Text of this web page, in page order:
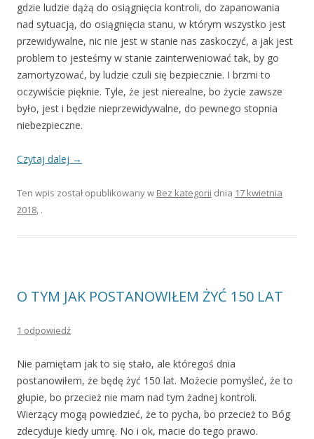
gdzie ludzie dążą do osiągnięcia kontroli, do zapanowania
nad sytuacją, do osiągnięcia stanu, w którym wszystko jest
przewidywalne, nic nie jest w stanie nas zaskoczyć, a jak jest
problem to jesteśmy w stanie zainterweniować tak, by go
zamortyzować, by ludzie czuli się bezpiecznie. I brzmi to
oczywiście pięknie. Tyle, że jest nierealne, bo życie zawsze
było, jest i będzie nieprzewidywalne, do pewnego stopnia
niebezpieczne.
Czytaj dalej →
Ten wpis został opublikowany w Bez kategorii dnia 17 kwietnia
2018, .
O TYM JAK POSTANOWIŁEM ŻYĆ 150 LAT
1 odpowiedź
Nie pamiętam jak to się stało, ale któregoś dnia
postanowiłem, że będę żyć 150 lat. Możecie pomyśleć, że to
głupie, bo przecież nie mam nad tym żadnej kontroli.
Wierzący mogą powiedzieć, że to pycha, bo przecież to Bóg
zdecyduje kiedy umrę. No i ok, macie do tego prawo.